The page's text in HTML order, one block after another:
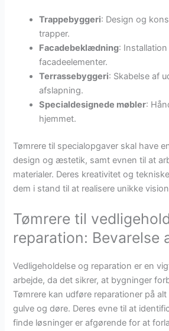
Trappebyggeri: Design og
trapper.
Facadebeklædning:
facadeelementer.
Terrassebyggeri: Skabelse af
afslapning.
Specialdesignede møbler:
hjemmet.
Tømrere til specialopgaver skal have
design og æstetik, samt evnen til at
materialer. Deres kreativitet og
dem i stand til at realisere unikke
Tømrere til
reparation: Bevarelse
Vedligeholdelse og reparation er en
arbejde, da det sikrer, at bygninger
Tømrere kan udføre reparationer på
gulve og døre. Deres evne til at
finde løsninger er afgørende for at